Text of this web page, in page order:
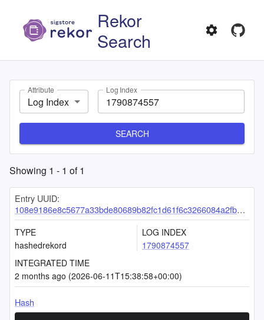
Rekor
Search
Attribute
Log Index
Log Index
SEARCH
Showing 1 - 1 of1
Entry UUID:
108e9186e8c5677a33bde80689b82fc1d61f6c3266084a2fb636088288d6bacfed7040decf27b844
TYPE
hashedrekord
LOG INDEX
1790874557
INTEGRATED TIME
2 months ago (2026-06-11T15:38:58+00:00)
Hash